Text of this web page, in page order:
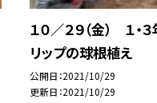
１０／２９（金） １
リップの球根植え
公開日 2021/10/29
更新日 2021/10/29